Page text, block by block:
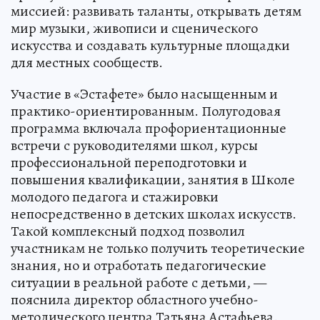
миссией: развивать таланты, открывать детям
мир музыки, живописи и сценического
искусства и создавать культурные площадки
для местных сообществ.
Участие в «Эстафете» было насыщенным и
практико-ориентированным. Полугодовая
программа включала профориентационные
встречи с руководителями школ, курсы
профессиональной переподготовки и
повышения квалификации, занятия в Школе
молодого педагога и стажировки
непосредственно в детских школах искусств.
Такой комплексный подход позволил
участникам не только получить теоретические
знания, но и отработать педагогические
ситуации в реальной работе с детьми, —
пояснила директор областного учебно-